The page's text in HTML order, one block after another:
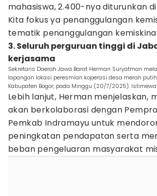
mahasiswa, 2.400-nya diturunkan
Kita fokus ya penanggulangan
tematik penanggulangan
3. Seluruh perguruan tinggi di
kerjasama
Sekretaris Daerah Jawa Barat Herman Suryatman
lapangan lokasi peresmian koperasi desa merah
Kabupaten Bogor, pada Minggu (20/7/2025). Istimewa
Lebih lanjut, Herman menjelaskan,
akan berkolaborasi dengan
Pemkab Indramayu untuk
peningkatan pendapatan serta
beban pengeluaran masyarakat